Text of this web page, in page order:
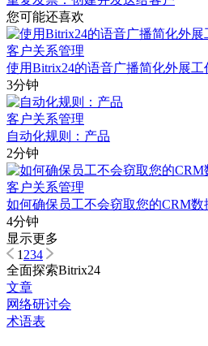
您可能还喜欢
客户关系管理
使用Bitrix24的语音广播简化外展工
3分钟
客户关系管理
自动化规则：产品
2分钟
客户关系管理
如何确保员工不会窃取您的CRM数
4分钟
显示更多
1234
全面探索Bitrix24
文章
网络研讨会
术语表